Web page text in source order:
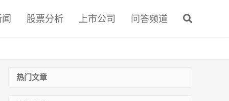
股票分析 上市公司 问答频道
热门文章